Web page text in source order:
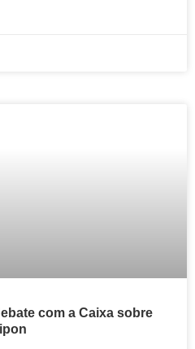
com a Caixa sobre